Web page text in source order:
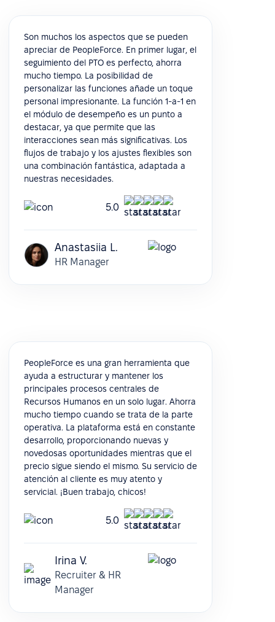
Son muchos los aspectos que se pueden
apreciar de PeopleForce. En primer lugar, el
seguimiento del PTO es perfecto, ahorra
mucho tiempo. La posibilidad de
personalizar las funciones añade un toque
personal impresionante. La función 1-a-1 en
el módulo de desempeño es un punto a
destacar, ya que permite que las
interacciones sean más significativas. Los
flujos de trabajo y los ajustes flexibles son
una combinación fantástica, adaptada a
nuestras necesidades.
5.0
Anastasiia L.
HR Manager
PeopleForce es una gran herramienta que
ayuda a estructurar y mantener los
principales procesos centrales de
Recursos Humanos en un solo lugar. Ahorra
mucho tiempo cuando se trata de la parte
operativa. La plataforma está en constante
desarrollo, proporcionando nuevas y
novedosas oportunidades mientras que el
precio sigue siendo el mismo. Su servicio de
atención al cliente es muy atento y
servicial. ¡Buen trabajo, chicos!
5.0
Irina V.
Recruiter & HR
Manager